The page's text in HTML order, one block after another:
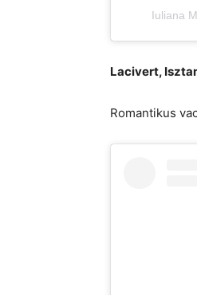
Iuliana
Lacivert,
Romantikus